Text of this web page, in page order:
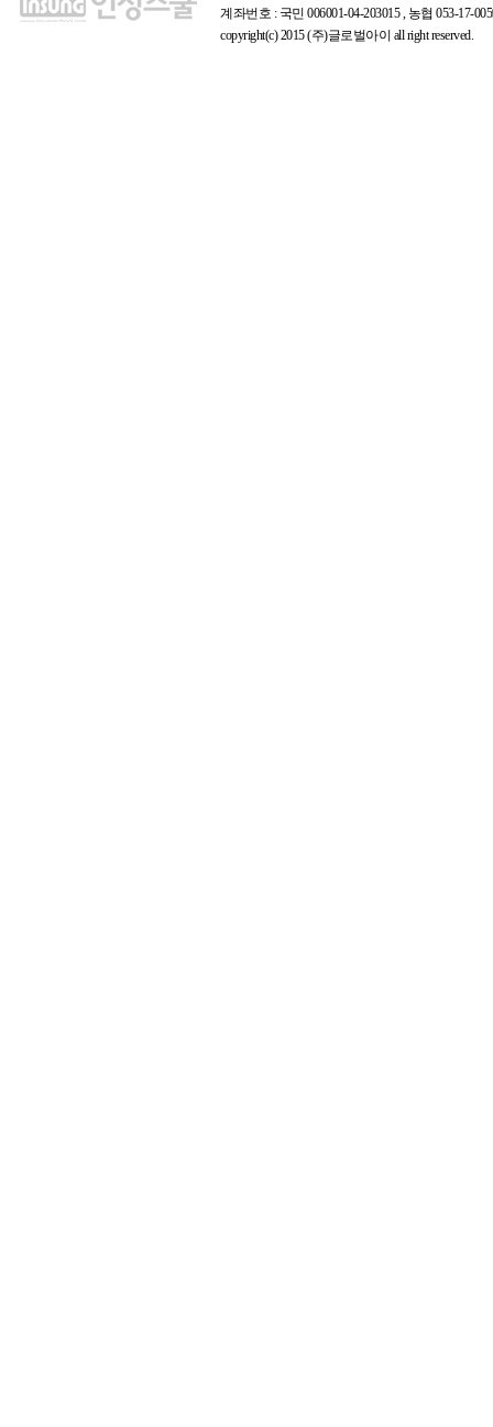
계좌번호 : 국민 006001-04-203015 , 농협 053-17-
copyright(c) 2015 (주)글로벌아이 all right reserved.